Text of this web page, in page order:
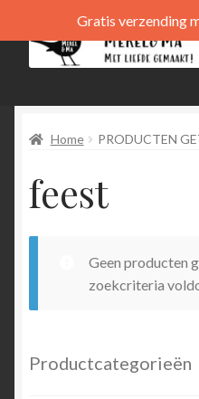
door
navigatie
direct
de
Afrekenen
Mijn account
Winkelmand
Home PRODUCTEN
feest
Geen producten
zoekcriteria
Productcategorieën
Gratis verzending